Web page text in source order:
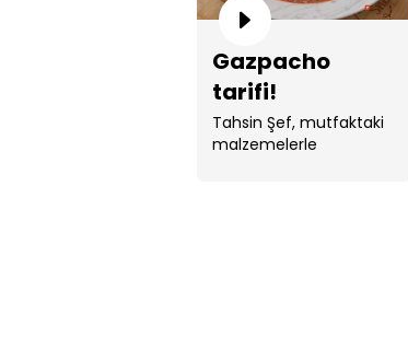
Gazpacho
tarifi!
Tahsin Şef, mutfaktaki
malzemelerle